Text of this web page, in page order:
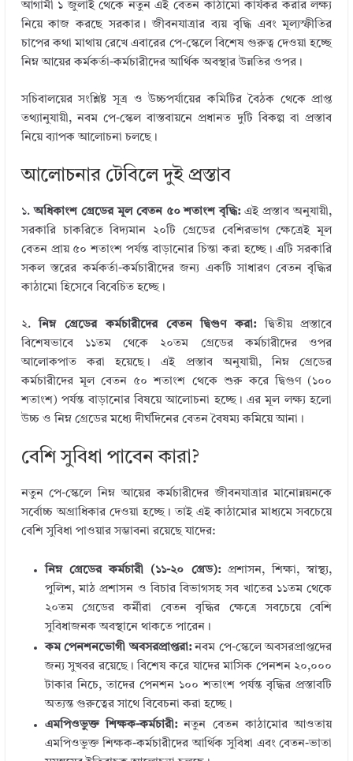
r
dI
n
r
o
o
আগামী ১ জুলাই থেকে নতুন এই বেতন কাঠামো কার্যকর করার লক্ষ্য
নিয়ে কাজ করছে সরকার। জীবনযাত্রার ব্যয় বৃদ্ধি এবং মূল্যস্ফীতির
চাপের কথা মাথায় রেখে এবারের পে-স্কেলে বিশেষ গুরুত্ব দেওয়া হচ্ছে
নিম্ন আয়ের কর্মকর্তা-কর্মচারীদের আর্থিক অবস্থার উন্নতির ওপর।
সচিবালয়ের সংশ্লিষ্ট সূত্র ও উচ্চপর্যায়ের কমিটির বৈঠক থেকে প্রাপ্ত
তথ্যানুযায়ী, নবম পে-স্কেল বাস্তবায়নে প্রধানত দুটি বিকল্প বা প্রস্তাব
নিয়ে ব্যাপক আলোচনা চলছে।
আলোচনার টেবিলে দুই প্রস্তাব
১.অধিকাংশ গ্রেডের মূল বেতন ৫০ শতাংশ বৃদ্ধি:এই প্রস্তাব অনুযায়ী,
সরকারি চাকরিতে বিদ্যমান ২০টি গ্রেডের বেশিরভাগ ক্ষেত্রেই মূল
বেতন প্রায় ৫০ শতাংশ পর্যন্ত বাড়ানোর চিন্তা করা হচ্ছে। এটি সরকারি
সকল স্তরের কর্মকর্তা-কর্মচারীদের জন্য একটি সাধারণ বেতন বৃদ্ধির
কাঠামো হিসেবে বিবেচিত হচ্ছে।
২.নিম্ন গ্রেডের কর্মচারীদের বেতন দ্বিগুণ করা:দ্বিতীয় প্রস্তাবে
বিশেষভাবে ১১তম থেকে ২০তম গ্রেডের কর্মচারীদের ওপর
আলোকপাত করা হয়েছে। এই প্রস্তাব অনুযায়ী, নিম্ন গ্রেডের
কর্মচারীদের মূল বেতন ৫০ শতাংশ থেকে শুরু করে দ্বিগুণ (১০০
শতাংশ) পর্যন্ত বাড়ানোর বিষয়ে আলোচনা হচ্ছে। এর মূল লক্ষ্য হলো
উচ্চ ও নিম্ন গ্রেডের মধ্যে দীর্ঘদিনের বেতন বৈষম্য কমিয়ে আনা।
বেশি সুবিধা পাবেন কারা?
নতুন পে-স্কেলে নিম্ন আয়ের কর্মচারীদের জীবনযাত্রার মানোন্নয়নকে
সর্বোচ্চ অগ্রাধিকার দেওয়া হচ্ছে। তাই এই কাঠামোর মাধ্যমে সবচেয়ে
বেশি সুবিধা পাওয়ার সম্ভাবনা রয়েছে যাদের:
নিম্ন গ্রেডের কর্মচারী (১১-২০ গ্রেড):প্রশাসন, শিক্ষা, স্বাস্থ্য,
পুলিশ, মাঠ প্রশাসন ও বিচার বিভাগসহ সব খাতের ১১তম থেকে
২০তম গ্রেডের কর্মীরা বেতন বৃদ্ধির ক্ষেত্রে সবচেয়ে বেশি
সুবিধাজনক অবস্থানে থাকতে পারেন।
কম পেনশনভোগী অবসরপ্রাপ্তরা:নবম পে-স্কেলে অবসরপ্রাপ্তদের
জন্য সুখবর রয়েছে। বিশেষ করে যাদের মাসিক পেনশন ২০,০০০
টাকার নিচে, তাদের পেনশন ১০০ শতাংশ পর্যন্ত বৃদ্ধির প্রস্তাবটি
অত্যন্ত গুরুত্বের সাথে বিবেচনা করা হচ্ছে।
এমপিওভুক্ত শিক্ষক-কর্মচারী:নতুন বেতন কাঠামোর আওতায়
এমপিওভুক্ত শিক্ষক-কর্মচারীদের আর্থিক সুবিধা এবং বেতন-ভাতা